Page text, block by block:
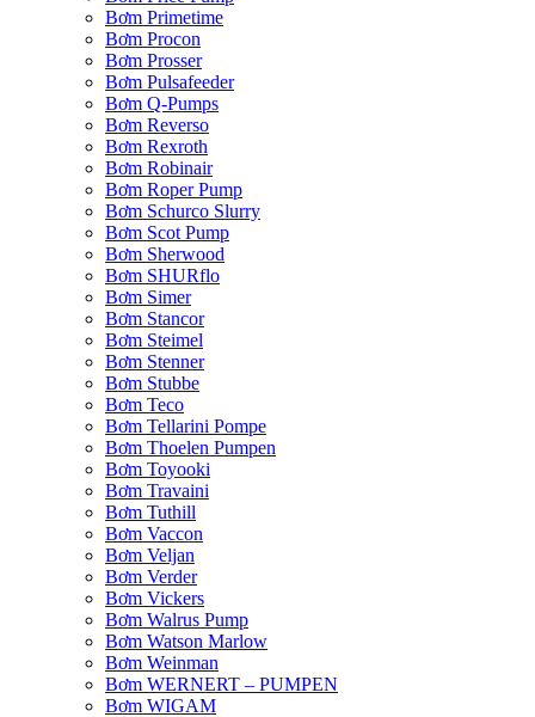
Bơm Primetime
Bơm Procon
Bơm Prosser
Bơm Pulsafeeder
Bơm Q-Pumps
Bơm Reverso
Bơm Rexroth
Bơm Robinair
Bơm Roper Pump
Bơm Schurco Slurry
Bơm Scot Pump
Bơm Sherwood
Bơm SHURflo
Bơm Simer
Bơm Stancor
Bơm Steimel
Bơm Stenner
Bơm Stubbe
Bơm Teco
Bơm Tellarini Pompe
Bơm Thoelen Pumpen
Bơm Toyooki
Bơm Travaini
Bơm Tuthill
Bơm Vaccon
Bơm Veljan
Bơm Verder
Bơm Vickers
Bơm Walrus Pump
Bơm Watson Marlow
Bơm Weinman
Bơm WERNERT – PUMPEN
Bơm WIGAM